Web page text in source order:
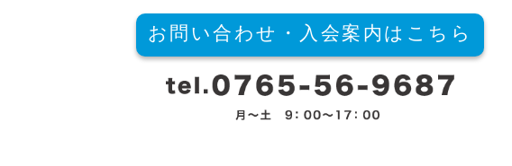
お問い合わせ・入会案内はこちら